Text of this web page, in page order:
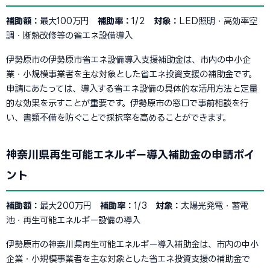
補助額： 最大100万円 補助率： 1/2 対象： LED照明・高効率空
調・断熱改修等の省エネ設備導入
伊勢原市の伊勢原市省エネ設備導入支援補助金は、市内の中小企
業・小規模事業者を主な対象とした省エネ投資支援の補助金です。
申請にあたっては、導入する省エネ設備の具体的な活用方法と定量
的な効果を示すことが重要です。伊勢原市の窓口で事前相談を行
い、書類不備を防ぐことで採択率を高めることができます。
神奈川県再生可能エネルギー導入補助金の申請ポイ
ント
補助額： 最大200万円 補助率： 1/3 対象： 太陽光発電・蓄電
池・再生可能エネルギー設備の導入
伊勢原市の神奈川県再生可能エネルギー導入補助金は、市内の中小
企業・小規模事業者を主な対象とした省エネ投資支援の補助金で